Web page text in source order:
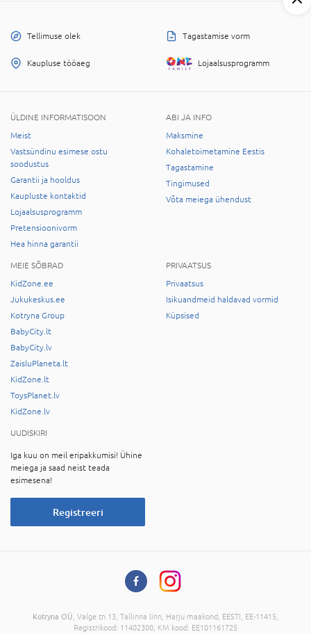
Tellimuse olek Tagastamise vorm
Kaupluse tööaeg Lojaalsusprogramm
ÜLDINE INFORMATISOON
Meist
Vastsündinu esimese ostu
soodustus
Garantii ja hooldus
Kaupluste kontaktid
Lojaalsusprogramm
Pretensioonivorm
Hea hinna garantii
ABI JA INFO
Maksmine
Kohaletoimetamine Eestis
Tagastamine
Tingimused
Võta meiega ühendust
MEIE SÕBRAD
KidZone.ee
Jukukeskus.ee
Kotryna Group
BabyCity.lt
BabyCity.lv
ZaisluPlaneta.lt
KidZone.lt
ToysPlanet.lv
KidZone.lv
PRIVAATSUS
Privaatsus
Isikuandmeid haldavad vormid
Küpsised
UUDISKIRI
Iga kuu on meil eripakkumisi! Ühine
meiega ja saad neist teada
esimesena!
Registreeri
Kotryna OÜ , Valge tn 13, Tallinna linn, Harju maakond, EESTI, EE-11415,
Registrikood: 11402300, KM kood: EE101161725